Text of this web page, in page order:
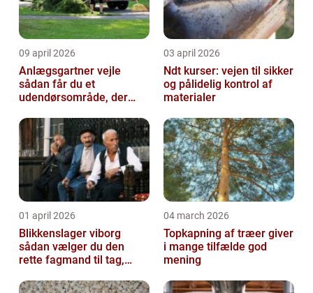
09 april 2026
Anlægsgartner vejle
sådan får du et
udendørsområde, der
03 april 2026
Ndt kurser: vejen til sikker
og pålidelig kontrol af
materialer
01 april 2026
Blikkenslager viborg
sådan vælger du den
rette fagmand til tag,
04 march 2026
Topkapning af træer giver
i mange tilfælde god
mening